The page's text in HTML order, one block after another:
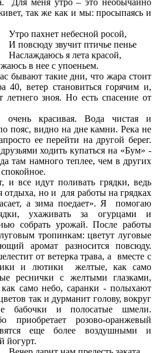
так же как и мы: просыпаясь и
Утро пахнет небесной росой,
И повсюду звучит птичье пенье
Наслаждаюсь я лета красой,
с упоеньем.
бывают такие дни, что жара стоит
40, ветер становиться горячим и,
летнего зноя. Но есть спасение от
красивая. Вода чистая и
пояс, видно на дне камни. Река не
ее перейти на другой берег.
ходить купаться на «Бум» -
там намного теплее, чем в других
и все идут поливать грядки, ведь
отдыха, но и для работы на грядках
а зима поедает». Я помогаю
ухаживать за огурцами и
собрать урожай. После работы
тропинкам: цветут луговые
аромат разносится повсюду.
от ветерка трава, а вместе с
и лютики желтые, как само
реснички с желтыми глазками,
само небо, саранки - полыхают
так и дурманит голову, вокруг
бабочки и полосатые шмели.
приобретает розово-оранжевый
еще более воздушными и
йогурт.